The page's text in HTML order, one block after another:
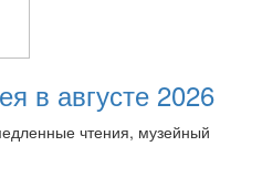
в августе 2026
чтения, музейный